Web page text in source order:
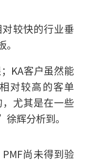
较快的行业垂
KA客户虽然能
对较高的客单
尤其是在一些
辉分析到。
尚未得到验